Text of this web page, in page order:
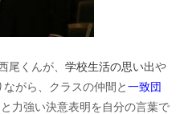
尾くんが、学校生活の思い出や
がら、クラスの仲間と一致団
と力強い決意表明を自分の言葉で